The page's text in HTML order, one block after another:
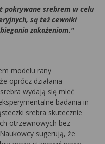
pokrywane srebrem w celu
są też cewniki
zakażeniom."-
modelu rany
oprócz działania
wydają się mieć
badania in
srebra skutecznie
otrzewnowych bez
sugerują, że